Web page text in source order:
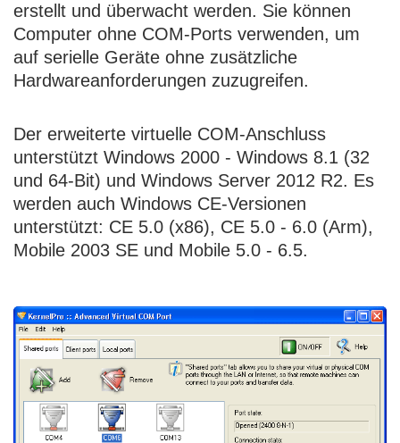
erstellt und überwacht werden. Sie können
Computer ohne COM-Ports verwenden, um
auf serielle Geräte ohne zusätzliche
Hardwareanforderungen zuzugreifen.
Der erweiterte virtuelle COM-Anschluss
unterstützt Windows 2000 - Windows 8.1 (32
und 64-Bit) und Windows Server 2012 R2. Es
werden auch Windows CE-Versionen
unterstützt: CE 5.0 (x86), CE 5.0 - 6.0 (Arm),
Mobile 2003 SE und Mobile 5.0 - 6.5.